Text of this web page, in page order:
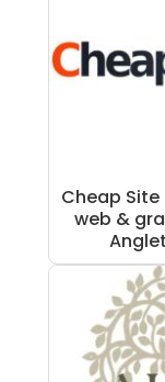
Cheap Site
web &